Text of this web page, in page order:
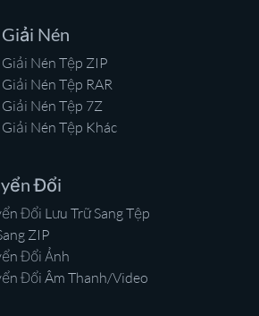
Giải Nén
Giải Nén Tệp ZIP
Giải Nén Tệp RAR
Giải Nén Tệp 7Z
Giải Nén Tệp Khác
Đổi
Đổi Lưu Trữ Sang Tệp
ZIP
Đổi Ảnh
Đổi Âm Thanh/Video